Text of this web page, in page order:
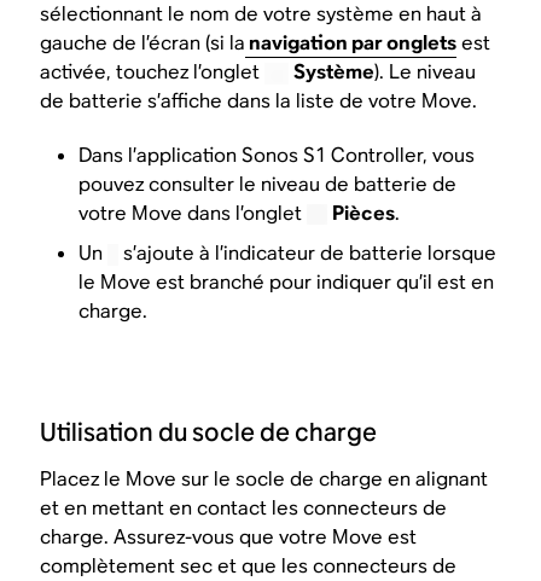
sélectionnant le nom de votre système en haut à
gauche de l’écran (si la navigation par ongletsest
activée, touchez l’onglet
Système). Le niveau
de batterie s’affiche dans la liste de votre Move.
Dans l’application Sonos S1 Controller, vous
pouvez consulter le niveau de batterie de
votre Move dans l’onglet
Pièces.
Un
s’ajoute à l’indicateur de batterie lorsque
le Move est branché pour indiquer qu’il est en
charge.
Utilisation du socle de charge
Placez le Move sur le socle de charge en alignant
et en mettant en contact les connecteurs de
charge. Assurez-vous que votre Move est
complètement sec et que les connecteurs de